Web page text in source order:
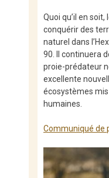
Quoi qu’il en soit,
conquérir des
naturel dans
90. Il continuera
proie-prédateur
excellente
écosystèmes
humaines.
Communiqué de